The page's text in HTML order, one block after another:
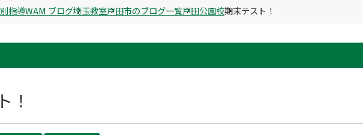
指導WAM ブログ埼玉教室戸田市のブログ一覧戸田公園校期末テスト！
！